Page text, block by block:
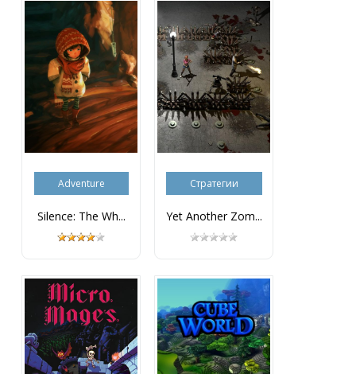
Adventure
Silence: The Wh...
Стратегии
Yet Another Zom...